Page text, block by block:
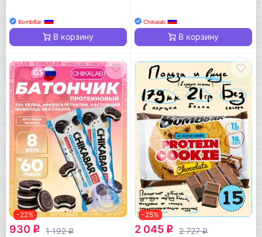
BombBar
В корзину
Chikalab
В корзину
-22%
930 q 1 192q
-25%
2 045 q 2 727q